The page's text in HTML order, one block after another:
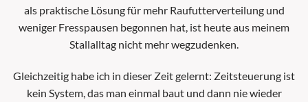
als praktische Lösung für mehr Raufutterverteilung und
weniger Fresspausen begonnen hat, ist heute aus meinem
Stallalltag nicht mehr wegzudenken.
Gleichzeitig habe ich in dieser Zeit gelernt: Zeitsteuerung ist
kein System, das man einmal baut und dann nie wieder